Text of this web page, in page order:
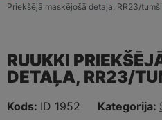
Priekšējā maskējošā detaļa, RR23/
RUUKKI
DETAĻA, RR23/
Kods: ID 1952 Kategorija: